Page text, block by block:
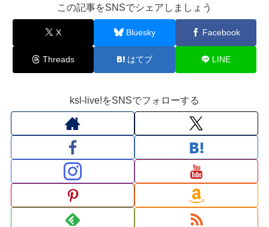
この記事をSNSでシェアしましょう
X Bluesky Facebook
Threads はてブ LINE
ksl-live!をSNSでフォローする